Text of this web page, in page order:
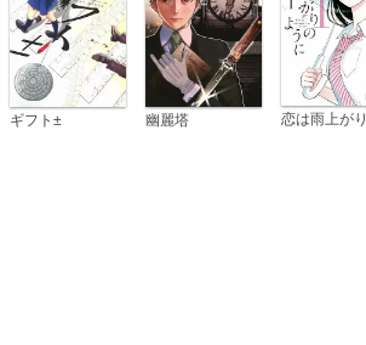
ギフト± 幽麗塔